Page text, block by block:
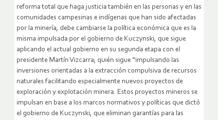
reforma total que haga justicia también en las personas y en las
comunidades campesinas e indígenas que han sido afectadas
por la minería, debe cambiarse la política económica que es la
misma impulsada por el gobierno de Kuczynski, que sigue
aplicando el actual gobierno en su segunda etapa con el
presidente Martín Vizcarra; quién sigue “impulsando las
inversiones orientadas a la extracción compulsiva de recursos
naturales facilitando especialmente nuevos proyectos de
exploración y explotación minera. Estos proyectos mineros se
impulsan en base a los marcos normativos y políticas que dictó
el gobierno de Kuczynski, que eliminan garantías para las